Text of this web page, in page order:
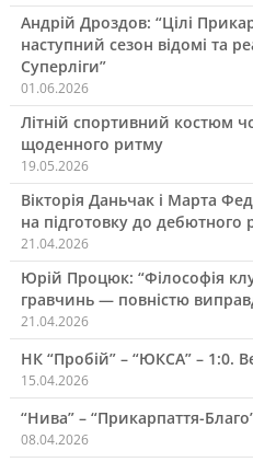
Андрій Дроздов: “Цілі
наступний сезон відомі та
Суперліги”
01.06.2026
Літній спортивний костюм
щоденного ритму
19.05.2026
Вікторія Даньчак і Марта
на підготовку до дебютного
21.04.2026
Юрій Процюк: “Філософія
гравчинь — повністю
21.04.2026
НК “Пробій” – “ЮКСА” – 1:0.
15.04.2026
“Нива” – “Прикарпаття-
08.04.2026